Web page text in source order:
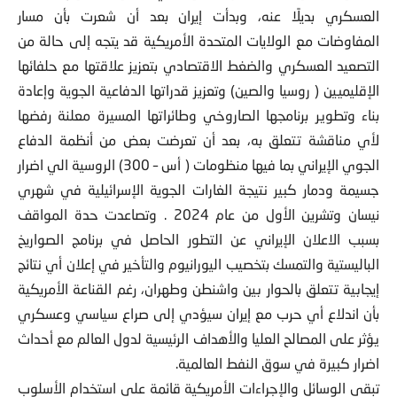
العسكري بديلًا عنه، وبدأت إيران بعد أن شعرت بأن مسار
المفاوضات مع الولايات المتحدة الأمريكية قد يتجه إلى حالة من
التصعيد العسكري والضغط الاقتصادي بتعزيز علاقتها مع حلفائها
الإقليميين ( روسيا والصين) وتعزيز قدراتها الدفاعية الجوية وإعادة
بناء وتطوير برنامجها الصاروخي وطائراتها المسيرة معلنة رفضها
لأي مناقشة تتعلق به، بعد أن تعرضت بعض من أنظمة الدفاع
الجوي الإيراني بما فيها منظومات ( أس – 300) الروسية الي اضرار
جسيمة ودمار كبير نتيجة الغارات الجوية الإسرائيلية في شهري
نيسان وتشرين الأول من عام 2024 . وتصاعدت حدة المواقف
بسبب الاعلان الإيراني عن التطور الحاصل في برنامج الصواريخ
الباليستية والتمسك بتخصيب اليورانيوم والتأخير في إعلان أي نتائج
إيجابية تتعلق بالحوار بين واشنطن وطهران، رغم القناعة الأمريكية
بأن اندلاع أي حرب مع إيران سيؤدي إلى صراع سياسي وعسكري
يؤثر على المصالح العليا والأهداف الرئيسية لدول العالم مع أحداث
اضرار كبيرة في سوق النفط العالمية.
تبقى الوسائل والإجراءات الأمريكية قائمة على استخدام الأسلوب